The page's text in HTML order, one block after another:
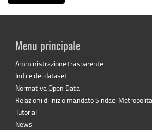
Menu principale
Amministrazione trasparente
Indice dei dataset
Normativa Open Data
Relazioni di inizio mandato Sindaci
Tutorial
News